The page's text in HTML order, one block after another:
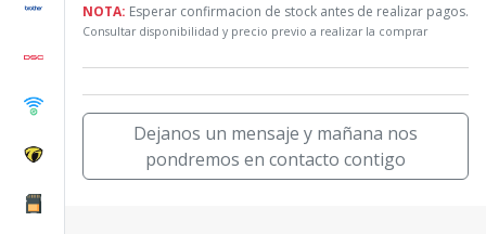
NOTA: Esperar confirmacion de stock antes de realizar pagos.
Consultar disponibilidad y precio previo a realizar la comprar
Dejanos un mensaje y mañana nos
pondremos en contacto contigo